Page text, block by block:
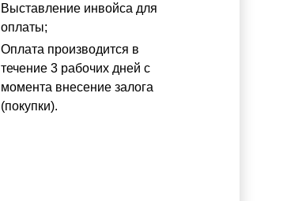
Выставление инвойса для
оплаты;
Оплата производится в
течение 3 рабочих дней с
момента внесение залога
(покупки).